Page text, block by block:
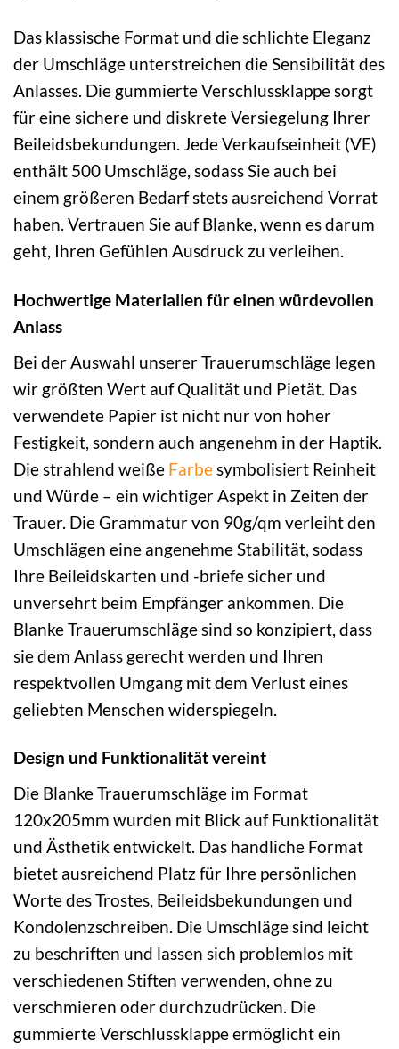
Das klassische Format und die schlichte Eleganz
der Umschläge unterstreichen die Sensibilität des
Anlasses. Die gummierte Verschlussklappe sorgt
für eine sichere und diskrete Versiegelung Ihrer
Beileidsbekundungen. Jede Verkaufseinheit (VE)
enthält 500 Umschläge, sodass Sie auch bei
einem größeren Bedarf stets ausreichend Vorrat
haben. Vertrauen Sie auf Blanke, wenn es darum
geht, Ihren Gefühlen Ausdruck zu verleihen.
Hochwertige Materialien für einen würdevollen
Anlass
Bei der Auswahl unserer Trauerumschläge legen
wir größten Wert auf Qualität und Pietät. Das
verwendete Papier ist nicht nur von hoher
Festigkeit, sondern auch angenehm in der Haptik.
Die strahlend weiße Farbe symbolisiert Reinheit
und Würde – ein wichtiger Aspekt in Zeiten der
Trauer. Die Grammatur von 90g/qm verleiht den
Umschlägen eine angenehme Stabilität, sodass
Ihre Beileidskarten und -briefe sicher und
unversehrt beim Empfänger ankommen. Die
Blanke Trauerumschläge sind so konzipiert, dass
sie dem Anlass gerecht werden und Ihren
respektvollen Umgang mit dem Verlust eines
geliebten Menschen widerspiegeln.
Design und Funktionalität vereint
Die Blanke Trauerumschläge im Format
120x205mm wurden mit Blick auf Funktionalität
und Ästhetik entwickelt. Das handliche Format
bietet ausreichend Platz für Ihre persönlichen
Worte des Trostes, Beileidsbekundungen und
Kondolenzschreiben. Die Umschläge sind leicht
zu beschriften und lassen sich problemlos mit
verschiedenen Stiften verwenden, ohne zu
verschmieren oder durchzudrücken. Die
gummierte Verschlussklappe ermöglicht ein